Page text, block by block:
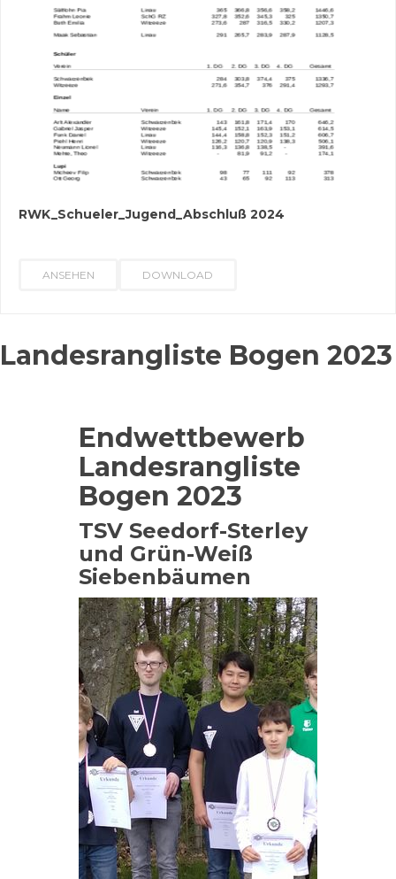
RWK_Schueler_Jugend_Abschluß 2024
ANSEHEN DOWNLOAD
Landesrangliste Bogen 2023
Endwettbewerb
Landesrangliste
Bogen 2023
TSV Seedorf-Sterley
und Grün-Weiß
Siebenbäumen